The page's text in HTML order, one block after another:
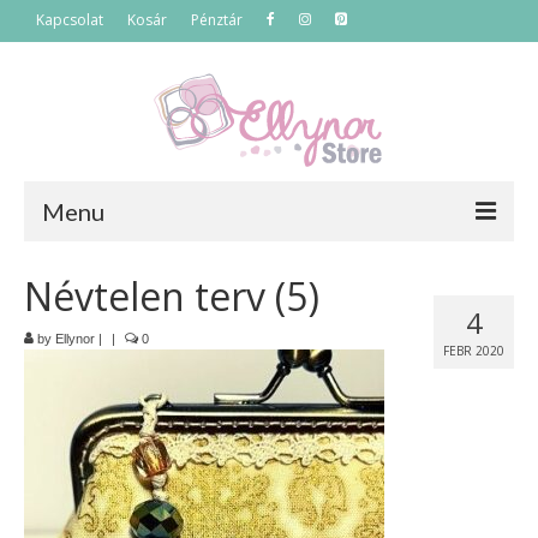
Kapcsolat Kosár Pénztár
Menu
Főoldal
Akciós termékek
Táskák
Neszeszerek
4
FEBR 2020
Névtelen terv (5)
by Ellynor | | 0